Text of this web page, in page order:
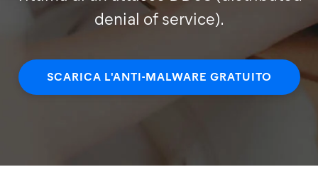
denial of service).
SCARICA L'ANTI-MALWARE GRATUITO